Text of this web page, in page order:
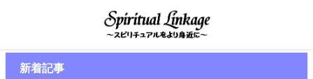
新着記事